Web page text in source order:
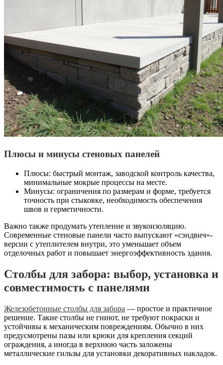
Плюсы и минусы стеновых панелей
Плюсы: быстрый монтаж, заводской контроль качества,
минимальные мокрые процессы на месте.
Минусы: ограничения по размерам и форме, требуется
точность при стыковке, необходимость обеспечения
швов и герметичности.
Важно также продумать утепление и звукоизоляцию.
Современные стеновые панели часто выпускают «сэндвич»-
версии с утеплителем внутри, это уменьшает объем
отделочных работ и повышает энергоэффективность здания.
Столбы для забора: выбор, установка и
совместимость с панелями
Железобетонные столбы для забора — простое и практичное
решение. Такие столбы не гниют, не требуют покраски и
устойчивы к механическим повреждениям. Обычно в них
предусмотрены пазы или крюки для крепления секций
ограждения, а иногда в верхнюю часть заложены
металлические гильзы для установки декоративных накладок.